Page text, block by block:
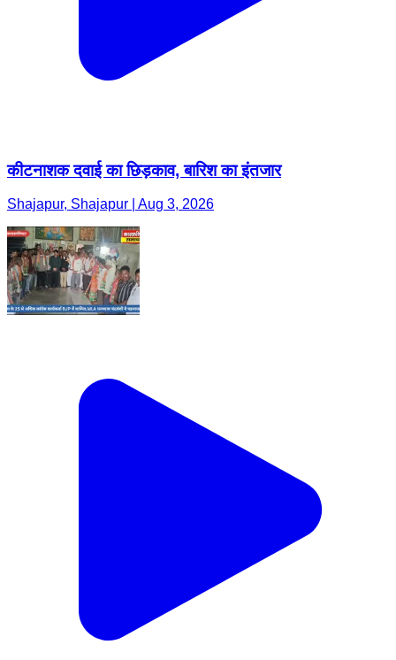
कीटनाशक दवाई का छिड़काव, बारिश का इंतजार
Shajapur, Shajapur | Aug 3, 2026